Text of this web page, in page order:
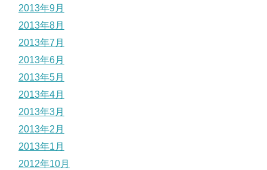
2013年9月
2013年8月
2013年7月
2013年6月
2013年5月
2013年4月
2013年3月
2013年2月
2013年1月
2012年10月